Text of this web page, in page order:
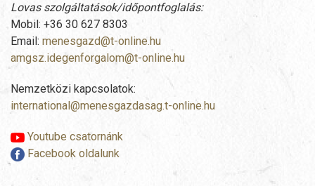
Lovas szolgáltatások/időpontfoglalás:
Mobil: +36 30 627 8303
Email: menesgazd@t-online.hu
amgsz.idegenforgalom@t-online.hu
Nemzetközi kapcsolatok:
international@menesgazdasag.t-online.hu
Youtube csatornánk
Facebook oldalunk